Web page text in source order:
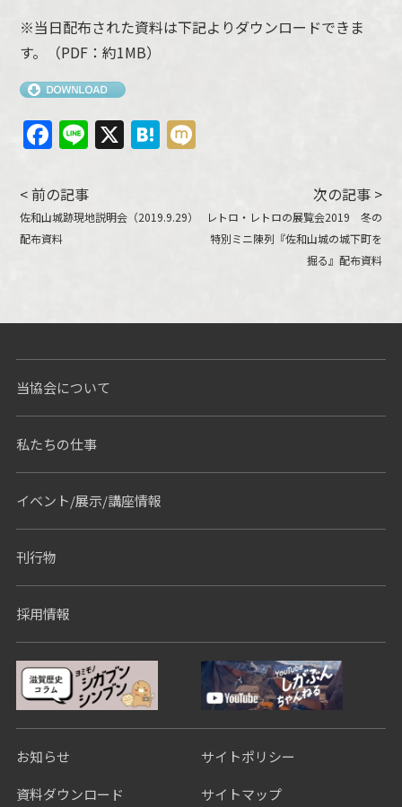
※当日配布された資料は下記よりダウンロードできま
す。（PDF：約1MB）
Facebook
Line
X Hatena
< 前の記事
佐和山城跡現地説明会（2019.9.29）
配布資料
次の記事 >
レトロ・レトロの展覧会2019 冬の
特別ミニ陳列『佐和山城の城下町を
掘る』配布資料
当協会について
私たちの仕事
イベント/展示/講座情報
刊行物
採用情報
お知らせ
サイトポリシー
資料ダウンロード
サイトマップ